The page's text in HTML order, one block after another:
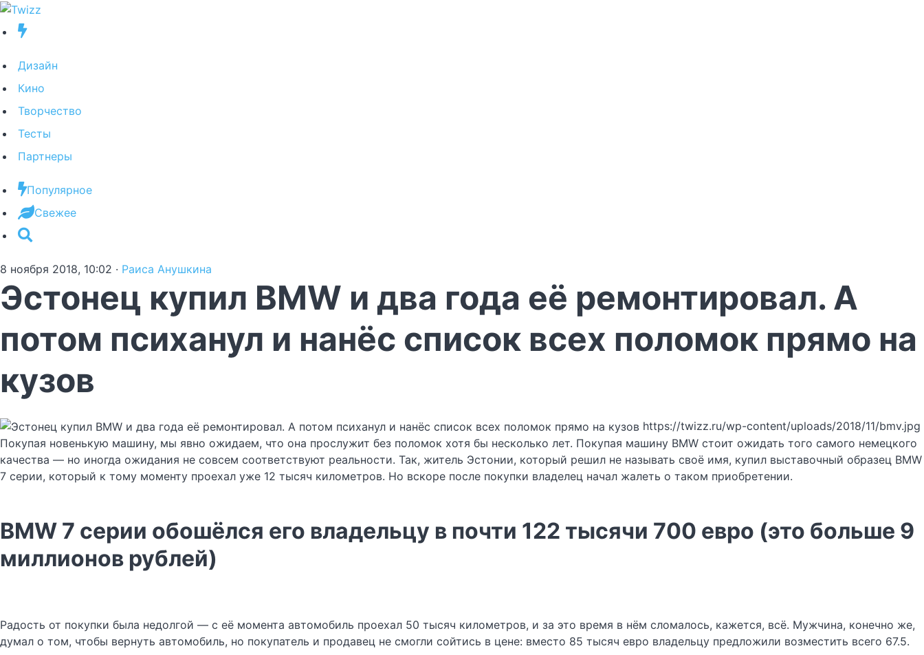
Дизайн
Кино
Творчество
Тесты
Партнеры
Популярное
Свежее
8 ноября 2018, 10:02 · Раиса Анушкина
Эстонец купил BMW и два года её ремонтировал. А
потом психанул и нанёс список всех поломок прямо на
кузов
https://twizz.ru/wp-content/uploads/2018/11/bmv.jpg
Покупая новенькую машину, мы явно ожидаем, что она прослужит без поломок хотя бы несколько лет. Покупая машину BMW стоит ожидать того самого немецкого
качества — но иногда ожидания не совсем соответствуют реальности. Так, житель Эстонии, который решил не называть своё имя, купил выставочный образец BMW
7 серии, который к тому моменту проехал уже 12 тысяч километров. Но вскоре после покупки владелец начал жалеть о таком приобретении.
BMW 7 серии обошёлся его владельцу в почти 122 тысячи 700 евро (это больше 9
миллионов рублей)
Радость от покупки была недолгой — с её момента автомобиль проехал 50 тысяч километров, и за это время в нём сломалось, кажется, всё. Мужчина, конечно же,
думал о том, чтобы вернуть автомобиль, но покупатель и продавец не смогли сойтись в цене: вместо 85 тысяч евро владельцу предложили возместить всего 67.5.